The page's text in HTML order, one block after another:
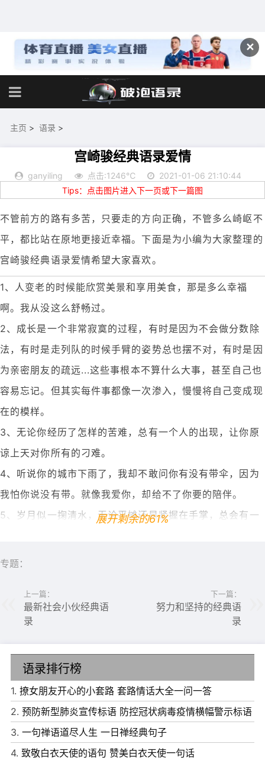
✕
主页 > 语录 >
宫崎骏经典语录爱情
ganyiling 点击:1246℃
2021-01-06 21:10:44
Tips：点击图片进入下一页或下一篇图
不管前方的路有多苦，只要走的方向正确，不管多么崎岖不
平，都比站在原地更接近幸福。下面是为小编为大家整理的
宫崎骏经典语录爱情希望大家喜欢。
1、人变老的时候能欣赏美景和享用美食，那是多么幸福
啊。我从没这么舒畅过。
2、成长是一个非常寂寞的过程，有时是因为不会做分数除
法，有时是走列队的时候手臂的姿势总也摆不对，有时是因
为亲密朋友的疏远...这些事根本不算什么大事，甚至自己也
容易忘记。但其实每件事都像一次渗入，慢慢将自己变成现
在的模样。
3、无论你经历了怎样的苦难，总有一个人的出现，让你原
谅上天对你所有的刁难。
4、听说你的城市下雨了，我却不敢问你有没有带伞，因为
我怕你说没有带。就像我爱你，却给不了你要的陪伴。
5、岁月似一掬清水，无论平摊还是紧握在手掌，总会有一
展开剩余的61%
专题：
上一篇：
最新社会小伙经典语
录
下一篇：
努力和坚持的经典语
录
语录排行榜
1. 撩女朋友开心的小套路 套路情话大全一问一答
2. 预防新型肺炎宣传标语 防控冠状病毒疫情横幅警示标语
3. 一句禅语道尽人生 一日禅经典句子
4. 致敬白衣天使的语句 赞美白衣天使一句话